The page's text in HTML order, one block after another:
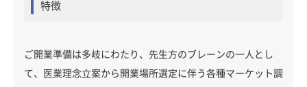
特徴
ご開業準備は多岐にわたり、先生方のブレーンの一人とし
て、医業理念立案から開業場所選定に伴う各種マーケット調